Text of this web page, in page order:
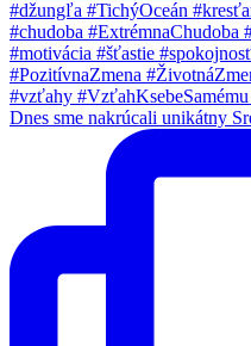
Dnes sme nakrúcali unikátny